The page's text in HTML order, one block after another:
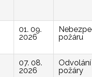
01. 09.
2026
požáru
07. 08.
2026
Odvolání
požáry